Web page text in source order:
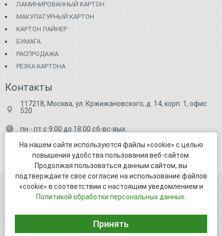
ЛАМИНИРОВАННЫЙ КАРТОН
МАКУЛАТУРНЫЙ КАРТОН
КАРТОН ЛАЙНЕР
БУМАГА
РАСПРОДАЖА
РЕЗКА КАРТОНА
Контакты
117218, Москва, ул. Кржижановского, д. 14, корп. 1, офис
520
пн - пт с 9:00 до 18:00 сб-вс-вых.
+7 (499) 682-71-91
business.info@unikomm.ru
© ООО УникоММ 2005-2026
На нашем сайте используются файлы «cookie» с целью
повышения удобства пользования веб-сайтом.
Продолжая пользоваться данным сайтом, вы
подтверждаете свое согласие на использование файлов
«cookie» в соответствии с настоящим уведомлением и
Политикой обработки персональных данных.
Принять